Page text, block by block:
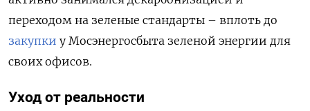
переходом на зеленые стандарты – вплоть до
закупки у Мосэнергосбыта зеленой энергии для
своих офисов.
Уход от реальности